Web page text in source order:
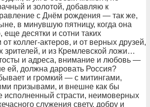
и золотой, добавляю к
с Днём рождения — так же,
в минувшую пятницу, когда она
еще десятки и сотни таких
коллег-актеров, и от верных друзей,
зрителей, и из Кремлевской ложи…
и адреса, внимание и любовь —
ей, должна даровать Россия?
и громкий — с митингами,
призывами, и внешне как бы
исполненный страсти, неимоверных
служения свету, добру и